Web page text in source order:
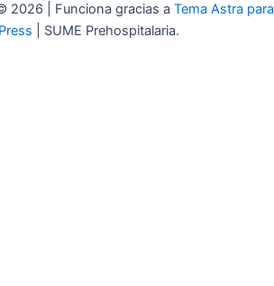
2026 | Funciona gracias a Tema Astra para
| SUME Prehospitalaria.